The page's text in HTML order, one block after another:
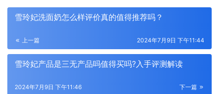
雪玲妃洗面奶怎么样评价真的值得推荐吗？
上一篇 2024年7月9日 下午11:44
雪玲妃产品是三无产品吗值得买吗?入手评测解读
下一篇
2024年7月9日 下午11:46